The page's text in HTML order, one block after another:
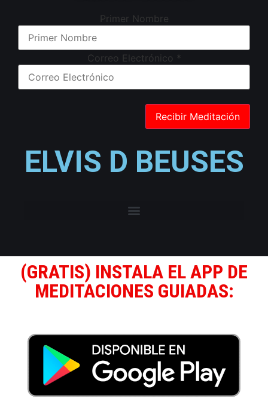
Primer Nombre
Correo Electrónico *
ELVIS D BEUSES
(GRATIS) INSTALA EL APP DE
MEDITACIONES GUIADAS: